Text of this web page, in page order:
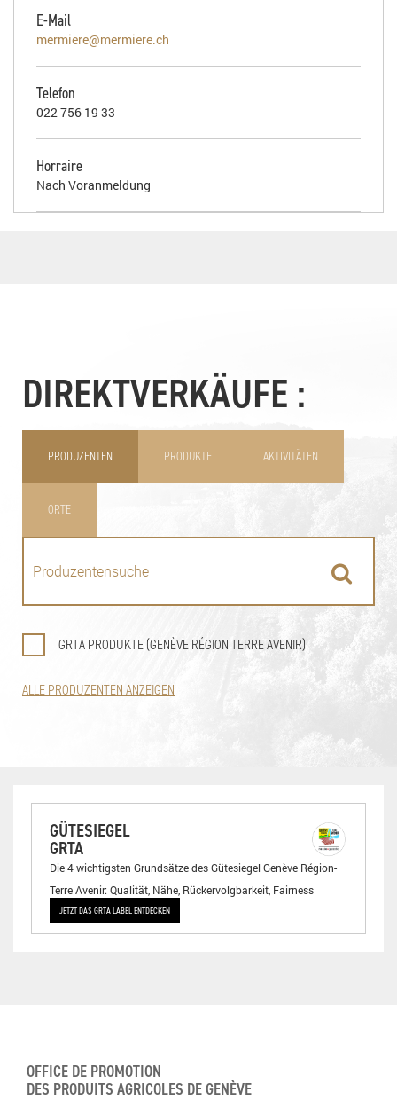
E-Mail
mermiere@mermiere.ch
Telefon
022 756 19 33
Horraire
Nach Voranmeldung
DIREKTVERKÄUFE :
PRODUZENTEN PRODUKTE AKTIVITÄTEN
ORTE
GRTA PRODUKTE (GENÈVE RÉGION TERRE AVENIR)
ALLE PRODUZENTEN ANZEIGEN
GÜTESIEGEL
GRTA
Die 4 wichtigsten Grundsätze des Gütesiegel Genève Région-
Terre Avenir: Qualität, Nähe, Rückervolgbarkeit, Fairness
JETZT DAS GRTA LABEL ENTDECKEN
OFFICE DE PROMOTION
DES PRODUITS AGRICOLES DE GENÈVE